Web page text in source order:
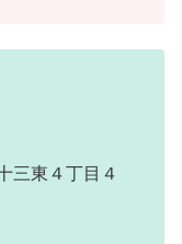
三東４丁目４